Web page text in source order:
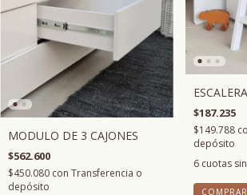
MODULO DE 3 CAJONES
$562.600
$450.080 con Transferencia o
depósito
$187.235
$149.788
depósito
6 cuotas